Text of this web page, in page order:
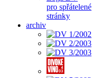
pro spřátelené
stránky
archiv